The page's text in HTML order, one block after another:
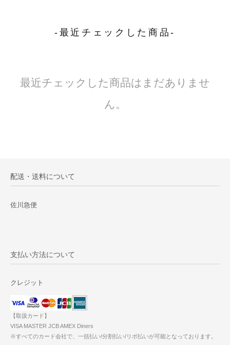
-最近チェックした商品-
最近チェックした商品はまだありませ
ん。
配送・送料について
佐川急便
支払い方法について
クレジット
【取扱カード】
VISA MASTER JCB AMEX Diners
※すべてのカード会社で、一括払い/分割払い/リボ払いが可能となっております。